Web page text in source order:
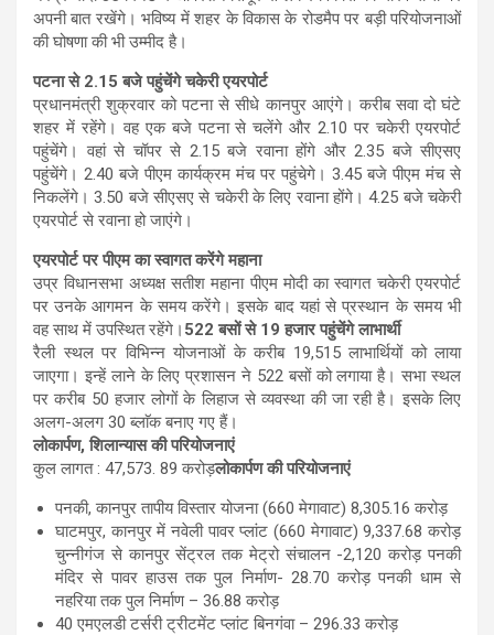
अपनी बात रखेंगे। भविष्य में शहर के विकास के रोडमैप पर बड़ी परियोजनाओं
की घोषणा की भी उम्मीद है।
पटना से 2.15 बजे पहुंचेंगे चकेरी एयरपोर्ट
प्रधानमंत्री शुक्रवार को पटना से सीधे कानपुर आएंगे। करीब सवा दो घंटे
शहर में रहेंगे। वह एक बजे पटना से चलेंगे और 2.10 पर चकेरी एयरपोर्ट
पहुंचेंगे। वहां से चॉपर से 2.15 बजे रवाना होंगे और 2.35 बजे सीएसए
पहुंचेंगे। 2.40 बजे पीएम कार्यक्रम मंच पर पहुंचेगे। 3.45 बजे पीएम मंच से
निकलेंगे। 3.50 बजे सीएसए से चकेरी के लिए रवाना होंगे। 4.25 बजे चकेरी
एयरपोर्ट से रवाना हो जाएंगे।
एयरपोर्ट पर पीएम का स्वागत करेंगे महाना
उप्र विधानसभा अध्यक्ष सतीश महाना पीएम मोदी का स्वागत चकेरी एयरपोर्ट
पर उनके आगमन के समय करेंगे। इसके बाद यहां से प्रस्थान के समय भी
वह साथ में उपस्थित रहेंगे। 522 बसों से 19 हजार पहुंचेंगे लाभार्थी
रैली स्थल पर विभिन्न योजनाओं के करीब 19,515 लाभार्थियों को लाया
जाएगा। इन्हें लाने के लिए प्रशासन ने 522 बसों को लगाया है। सभा स्थल
पर करीब 50 हजार लोगों के लिहाज से व्यवस्था की जा रही है। इसके लिए
अलग-अलग 30 ब्लाॅक बनाए गए हैं।
लोकार्पण, शिलान्यास की परियोजनाएं
कुल लागत : 47,573. 89 करोड़लोकार्पण की परियोजनाएं
पनकी, कानपुर तापीय विस्तार योजना (660 मेगावाट) 8,305.16 करोड़
घाटमपुर, कानपुर में नवेली पावर प्लांट (660 मेगावाट) 9,337.68 करोड़
चुन्नीगंज से कानपुर सेंट्रल तक मेट्रो संचालन -2,120 करोड़ पनकी
मंदिर से पावर हाउस तक पुल निर्माण- 28.70 करोड़ पनकी धाम से
नहरिया तक पुल निर्माण – 36.88 करोड़
40 एमएलडी टर्सरी ट्रीटमेंट प्लांट बिनगंवा – 296.33 करोड़